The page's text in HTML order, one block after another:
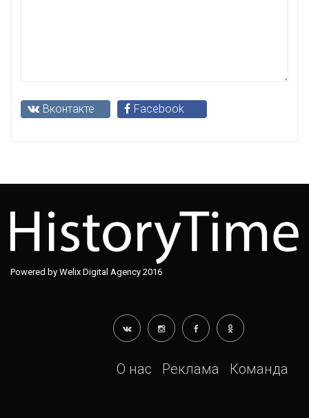
Вконтакте Facebook
Powered by Welix Digital Agency 2016
О нас Реклама Команда